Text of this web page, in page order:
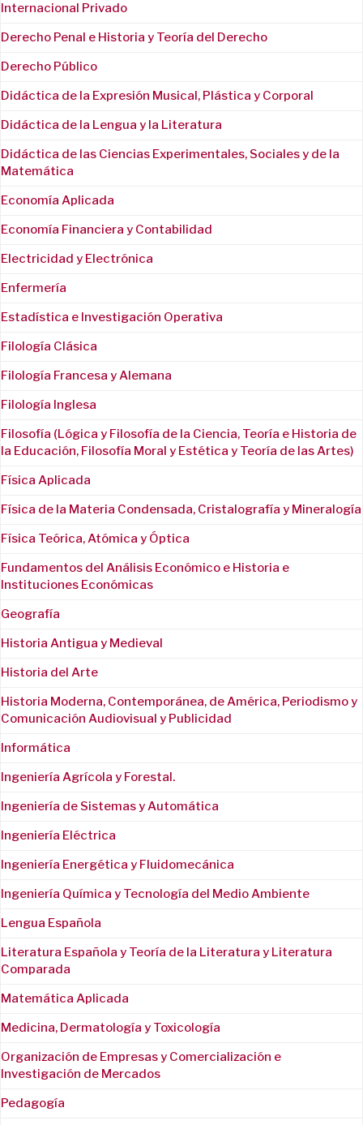
Internacional Privado
Derecho Penal e Historia y Teoría del Derecho
Derecho Público
Didáctica de la Expresión Musical, Plástica y Corporal
Didáctica de la Lengua y la Literatura
Didáctica de las Ciencias Experimentales, Sociales y de la
Matemática
Economía Aplicada
Economía Financiera y Contabilidad
Electricidad y Electrónica
Enfermería
Estadística e Investigación Operativa
Filología Clásica
Filología Francesa y Alemana
Filología Inglesa
Filosofía (Lógica y Filosofía de la Ciencia, Teoría e Historia de
la Educación, Filosofía Moral y Estética y Teoría de las Artes)
Física Aplicada
Física de la Materia Condensada, Cristalografía y Mineralogía
Física Teórica, Atómica y Óptica
Fundamentos del Análisis Económico e Historia e
Instituciones Económicas
Geografía
Historia Antigua y Medieval
Historia del Arte
Historia Moderna, Contemporánea, de América, Periodismo y
Comunicación Audiovisual y Publicidad
Informática
Ingeniería Agrícola y Forestal.
Ingeniería de Sistemas y Automática
Ingeniería Eléctrica
Ingeniería Energética y Fluidomecánica
Ingeniería Química y Tecnología del Medio Ambiente
Lengua Española
Literatura Española y Teoría de la Literatura y Literatura
Comparada
Matemática Aplicada
Medicina, Dermatología y Toxicología
Organización de Empresas y Comercialización e
Investigación de Mercados
Pedagogía